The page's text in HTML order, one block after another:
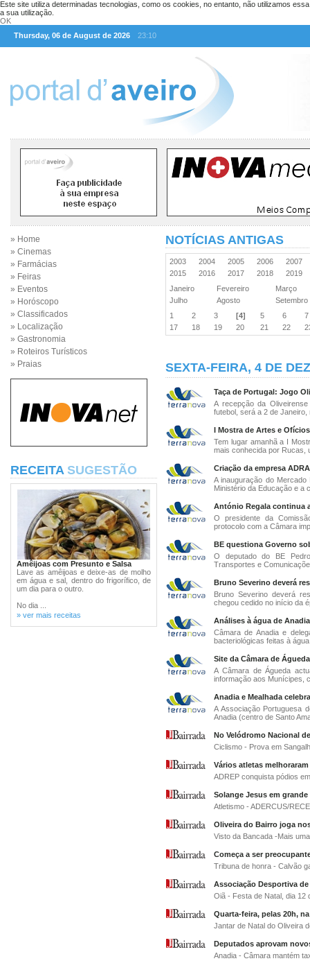
Este site utiliza determinadas tecnologias, como os cookies, no entanto, não utilizamos
a sua utilização.
OK
Thursday, 06 de August de 2026
23:10
» Home
» Cinemas
» Farmácias
» Feiras
» Eventos
» Horóscopo
» Classificados
» Localização
» Gastronomia
» Roteiros Turísticos
» Praias
RECEITA SUGESTÃO
Amêijoas com Presunto e Salsa
Lave as amêijoas e deixe-as de molho
em água e sal, dentro do frigorífico, de
um dia para o outro.
No dia ...
» ver mais receitas
NOTÍCIAS ANTIGAS
2003 2004 2005 2006
2007
2015
2016 2017 2018
2019
Janeiro
Fevereiro
Março
Julho
Agosto
1
2 3 [4] 5 6
17
18 19 20 21 22
SEXTA-FEIRA, 4 DE
Taça de Portugal: Jogo
A recepção da
futebol, será a 2 de Janeiro,
I Mostra de Artes e
Tem lugar amanhã a I
mais conhecida por Rucas,
Criação da empresa
A inauguração do
Ministério da Educação e a
António Regala continua
O presidente da
protocolo com a Câmara
BE questiona Governo
O deputado do BE
Transportes e
Bruno Severino deverá
Bruno Severino deverá
chegou cedido no início da
Análises à água de
Câmara de Anadia e
bacteriológicas feitas à
Site da Câmara de
A Câmara de Águeda
informação aos Munícipes,
Anadia e Mealhada
A Associação Portuguesa
Anadia (centro de Santo
No Velódromo Nacional
Ciclismo - Prova em
Vários atletas
ADREP conquista pódios
Solange Jesus em grande
Atletismo - ADERCUS/
Oliveira do Bairro joga
Visto da Bancada -Mais
Começa a ser
Tribuna de honra - Calvão
Associação Desportiva de
Oiã - Festa de Natal, dia 12
Quarta-feira, pelas 20h,
Jantar de Natal do Oliveira
Deputados aprovam
Anadia - Câmara mantém